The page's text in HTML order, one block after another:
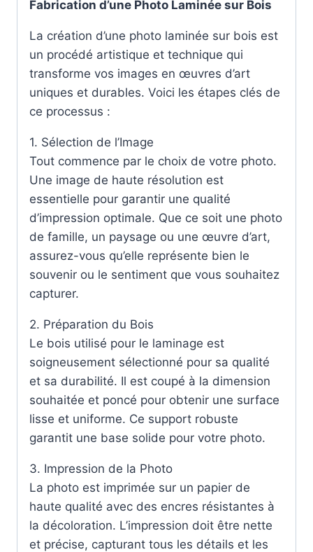
Fabrication d’une Photo Laminée sur Bois
La création d’une photo laminée sur bois est
un procédé artistique et technique qui
transforme vos images en œuvres d’art
uniques et durables. Voici les étapes clés de
ce processus :
1. Sélection de l’Image
Tout commence par le choix de votre photo.
Une image de haute résolution est
essentielle pour garantir une qualité
d’impression optimale. Que ce soit une photo
de famille, un paysage ou une œuvre d’art,
assurez-vous qu’elle représente bien le
souvenir ou le sentiment que vous souhaitez
capturer.
2. Préparation du Bois
Le bois utilisé pour le laminage est
soigneusement sélectionné pour sa qualité
et sa durabilité. Il est coupé à la dimension
souhaitée et poncé pour obtenir une surface
lisse et uniforme. Ce support robuste
garantit une base solide pour votre photo.
3. Impression de la Photo
La photo est imprimée sur un papier de
haute qualité avec des encres résistantes à
la décoloration. L’impression doit être nette
et précise, capturant tous les détails et les